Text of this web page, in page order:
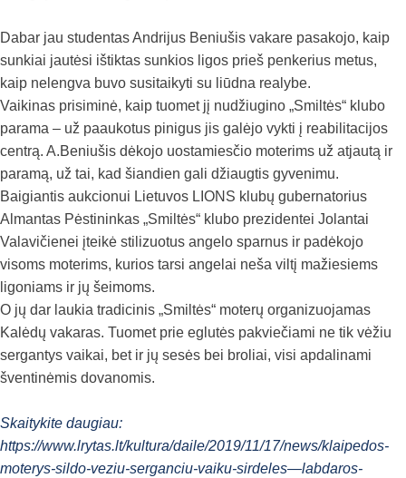
Dabar jau studentas Andrijus Beniušis vakare pasakojo, kaip
sunkiai jautėsi ištiktas sunkios ligos prieš penkerius metus,
kaip nelengva buvo susitaikyti su liūdna realybe.
Vaikinas prisiminė, kaip tuomet jį nudžiugino „Smiltės“ klubo
parama – už paaukotus pinigus jis galėjo vykti į reabilitacijos
centrą. A.Beniušis dėkojo uostamiesčio moterims už atjautą ir
paramą, už tai, kad šiandien gali džiaugtis gyvenimu.
Baigiantis aukcionui Lietuvos LIONS klubų gubernatorius
Almantas Pėstininkas „Smiltės“ klubo prezidentei Jolantai
Valavičienei įteikė stilizuotus angelo sparnus ir padėkojo
visoms moterims, kurios tarsi angelai neša viltį mažiesiems
ligoniams ir jų šeimoms.
O jų dar laukia tradicinis „Smiltės“ moterų organizuojamas
Kalėdų vakaras. Tuomet prie eglutės pakviečiami ne tik vėžiu
sergantys vaikai, bet ir jų sesės bei broliai, visi apdalinami
šventinėmis dovanomis.
Skaitykite daugiau:
https://www.lrytas.lt/kultura/daile/2019/11/17/news/klaipedos-
moterys-sildo-veziu-serganciu-vaiku-sirdeles—labdaros-